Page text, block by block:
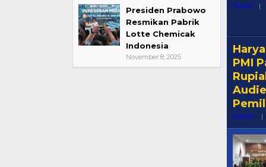
Presiden Prabowo
Resmikan Pabrik
Lotte Chemicak
Indonesia
November 8, 2025
Politik |
PMI
Daerah |